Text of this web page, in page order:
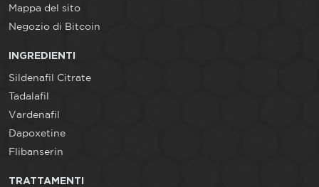
Mappa del sito
Negozio di Bitcoin
INGREDIENTI
Sildenafil Citrate
Tadalafil
Vardenafil
Dapoxetine
Flibanserin
TRATTAMENTI